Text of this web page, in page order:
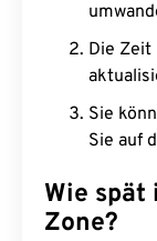
Die Zeit
Sie
Sie auf
Wie spät
Zone?